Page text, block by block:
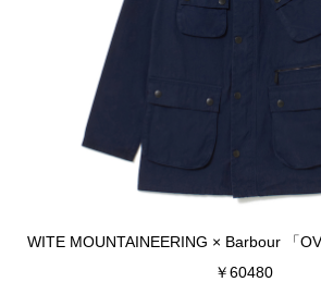
WITE MOUNTAINEERING × Barbour 「
￥60480